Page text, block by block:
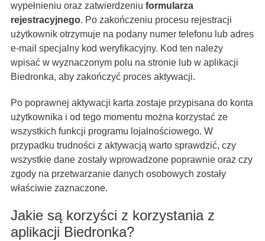
wypełnieniu oraz zatwierdzeniu formularza
rejestracyjnego. Po zakończeniu procesu rejestracji
użytkownik otrzymuje na podany numer telefonu lub adres
e-mail specjalny kod weryfikacyjny. Kod ten należy
wpisać w wyznaczonym polu na stronie lub w aplikacji
Biedronka, aby zakończyć proces aktywacji.
Po poprawnej aktywacji karta zostaje przypisana do konta
użytkownika i od tego momentu można korzystać ze
wszystkich funkcji programu lojalnościowego. W
przypadku trudności z aktywacją warto sprawdzić, czy
wszystkie dane zostały wprowadzone poprawnie oraz czy
zgody na przetwarzanie danych osobowych zostały
właściwie zaznaczone.
Jakie są korzyści z korzystania z
aplikacji Biedronka?